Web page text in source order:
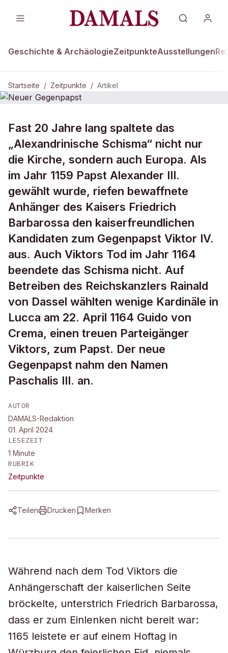
Geschichte & ArchäologieZeitpunkteAusstellungen
Startseite / Zeitpunkte / Artikel
Neuer Gegenpapst
Fast 20 Jahre lang spaltete das
„Alexandrinische Schisma“ nicht nur
die Kirche, sondern auch Europa. Als
im Jahr 1159 Papst Alexander III.
gewählt wurde, riefen bewaffnete
Anhänger des Kaisers Friedrich
Barbarossa den kaiserfreundlichen
Kandidaten zum Gegenpapst Viktor IV.
aus. Auch Viktors Tod im Jahr 1164
beendete das Schisma nicht. Auf
Betreiben des Reichskanzlers Rainald
von Dassel wählten wenige Kardinäle in
Lucca am 22. April 1164 Guido von
Crema, einen treuen Parteigänger
Viktors, zum Papst. Der neue
Gegenpapst nahm den Namen
Paschalis III. an.
AUTOR
DAMALS-Redaktion
01. April 2024
LESEZEIT
1 Minute
RUBRIK
Zeitpunkte
Teilen Drucken Merken
Während nach dem Tod Viktors die
Anhängerschaft der kaiserlichen Seite
bröckelte, unterstrich Friedrich Barbarossa,
dass er zum Einlenken nicht bereit war:
1165 leistete er auf einem Hoftag in